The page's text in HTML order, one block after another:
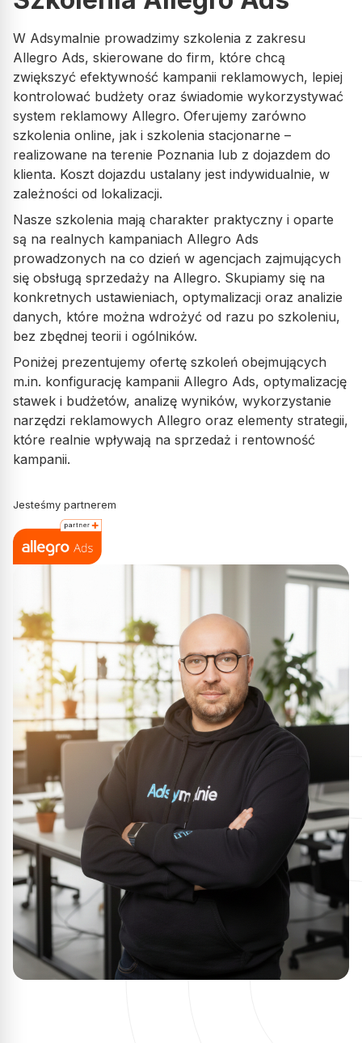
eMAG ADS
Erli ADS
SEO
Bing ADS
TikTok ADS
Pinterest ADS
Sklepy internetowe
Strony internetowe
W Adsymalnie prowadzimy szkolenia z zakresu
Allegro Ads, skierowane do firm, które chcą
zwiększyć efektywność kampanii reklamowych, lepiej
kontrolować budżety oraz świadomie wykorzystywać
system reklamowy Allegro. Oferujemy zarówno
szkolenia online, jak i szkolenia stacjonarne –
realizowane na terenie Poznania lub z dojazdem do
klienta. Koszt dojazdu ustalany jest indywidualnie, w
zależności od lokalizacji.
Nasze szkolenia mają charakter praktyczny i oparte
są na realnych kampaniach Allegro Ads
prowadzonych na co dzień w agencjach zajmujących
się obsługą sprzedaży na Allegro. Skupiamy się na
konkretnych ustawieniach, optymalizacji oraz analizie
danych, które można wdrożyć od razu po szkoleniu,
bez zbędnej teorii i ogólników.
Poniżej prezentujemy ofertę szkoleń obejmujących
m.in. konfigurację kampanii Allegro Ads, optymalizację
stawek i budżetów, analizę wyników, wykorzystanie
narzędzi reklamowych Allegro oraz elementy strategii,
które realnie wpływają na sprzedaż i rentowność
kampanii.
Jesteśmy partnerem